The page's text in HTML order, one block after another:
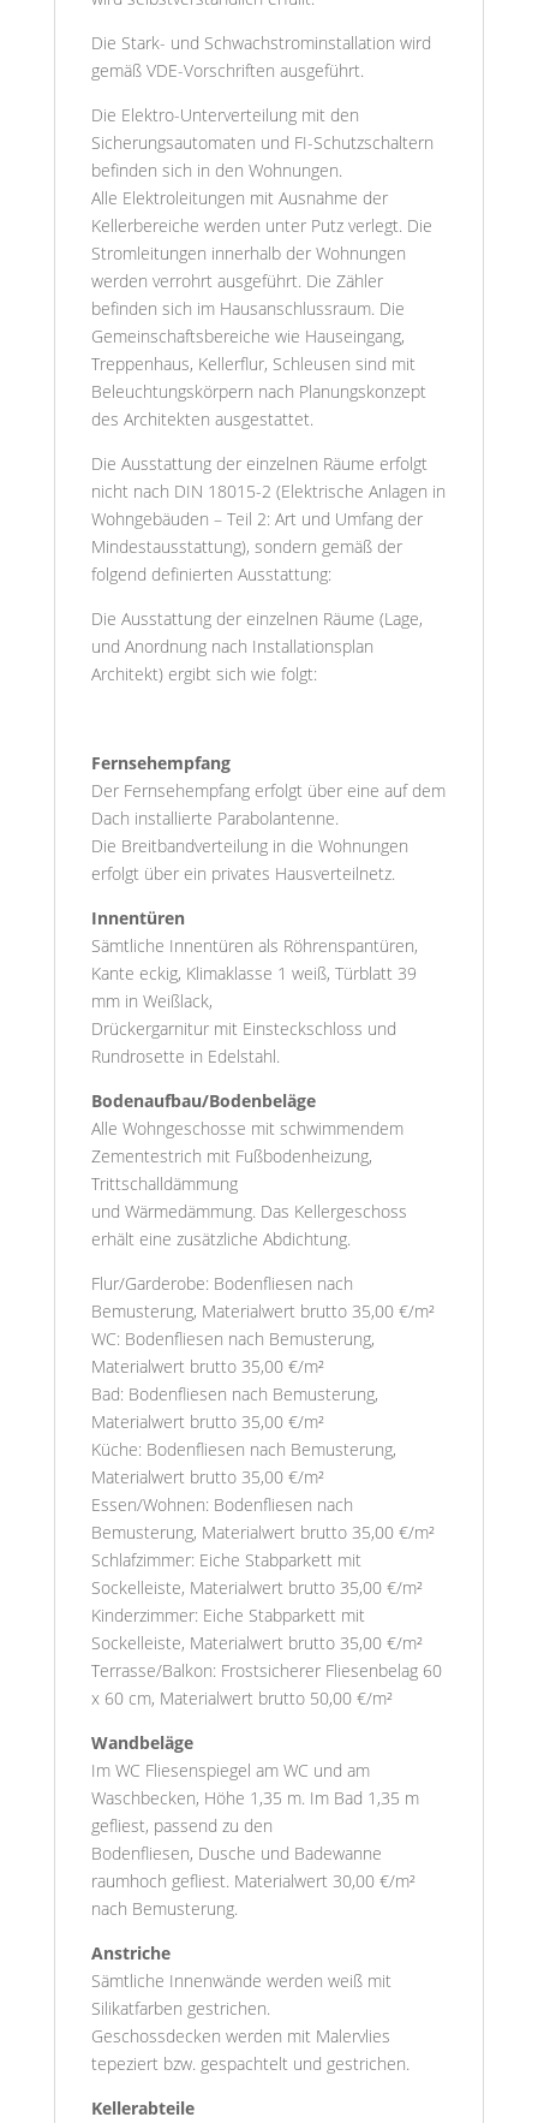
Die Stark- und Schwachstrominstallation wird
gemäß VDE-Vorschriften ausgeführt.
Die Elektro-Unterverteilung mit den
Sicherungsautomaten und FI-Schutzschaltern
befinden sich in den Wohnungen.
Alle Elektroleitungen mit Ausnahme der
Kellerbereiche werden unter Putz verlegt. Die
Stromleitungen innerhalb der Wohnungen
werden verrohrt ausgeführt. Die Zähler
befinden sich im Hausanschlussraum. Die
Gemeinschaftsbereiche wie Hauseingang,
Treppenhaus, Kellerflur, Schleusen sind mit
Beleuchtungskörpern nach Planungskonzept
des Architekten ausgestattet.
Die Ausstattung der einzelnen Räume erfolgt
nicht nach DIN 18015-2 (Elektrische Anlagen in
Wohngebäuden – Teil 2: Art und Umfang der
Mindestausstattung), sondern gemäß der
folgend definierten Ausstattung:
Die Ausstattung der einzelnen Räume (Lage,
und Anordnung nach Installationsplan
Architekt) ergibt sich wie folgt:
Fernsehempfang
Der Fernsehempfang erfolgt über eine auf dem
Dach installierte Parabolantenne.
Die Breitbandverteilung in die Wohnungen
erfolgt über ein privates Hausverteilnetz.
Innentüren
Sämtliche Innentüren als Röhrenspantüren,
Kante eckig, Klimaklasse 1 weiß, Türblatt 39
mm in Weißlack,
Drückergarnitur mit Einsteckschloss und
Rundrosette in Edelstahl.
Bodenaufbau/Bodenbeläge
Alle Wohngeschosse mit schwimmendem
Zementestrich mit Fußbodenheizung,
Trittschalldämmung
und Wärmedämmung. Das Kellergeschoss
erhält eine zusätzliche Abdichtung.
Flur/Garderobe: Bodenfliesen nach
Bemusterung, Materialwert brutto 35,00 €/m²
WC: Bodenfliesen nach Bemusterung,
Materialwert brutto 35,00 €/m²
Bad: Bodenfliesen nach Bemusterung,
Materialwert brutto 35,00 €/m²
Küche: Bodenfliesen nach Bemusterung,
Materialwert brutto 35,00 €/m²
Essen/Wohnen: Bodenfliesen nach
Bemusterung, Materialwert brutto 35,00 €/m²
Schlafzimmer: Eiche Stabparkett mit
Sockelleiste, Materialwert brutto 35,00 €/m²
Kinderzimmer: Eiche Stabparkett mit
Sockelleiste, Materialwert brutto 35,00 €/m²
Terrasse/Balkon: Frostsicherer Fliesenbelag 60
x 60 cm, Materialwert brutto 50,00 €/m²
Wandbeläge
Im WC Fliesenspiegel am WC und am
Waschbecken, Höhe 1,35 m. Im Bad 1,35 m
gefliest, passend zu den
Bodenfliesen, Dusche und Badewanne
raumhoch gefliest. Materialwert 30,00 €/m²
nach Bemusterung.
Anstriche
Sämtliche Innenwände werden weiß mit
Silikatfarben gestrichen.
Geschossdecken werden mit Malervlies
tepeziert bzw. gespachtelt und gestrichen.
Kellerabteile